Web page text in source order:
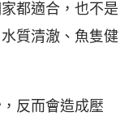
都適合，也不是
質清澈、魚隻健
反而會造成壓